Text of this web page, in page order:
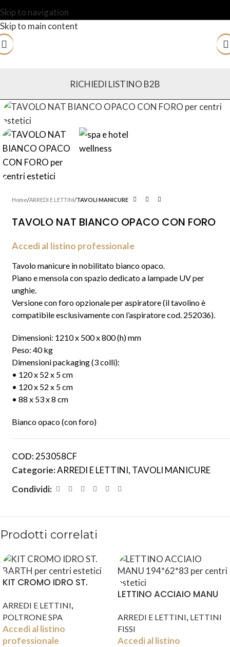
Skip to navigation
Skip to main content
RICHIEDI LISTINO B2B
Home ARREDI E LETTINI TAVOLI MANICURE
TAVOLO NAT BIANCO OPACO CON FORO
Accedi al listino professionale
Tavolo manicure in nobilitato bianco opaco.
Piano e mensola con spazio dedicato a lampade UV per
unghie.
Versione con foro opzionale per aspiratore (il tavolino è
compatibile esclusivamente con l’aspiratore cod. 252036).
Dimensioni: 1210 x 500 x 800 (h) mm
Peso: 40 kg
Dimensioni packaging (3 colli):
• 120 x 52 x 5 cm
• 120 x 52 x 5 cm
• 88 x 53 x 8 cm
Bianco opaco (con foro)
COD:253058CF
Categorie:ARREDI E LETTINI, TAVOLI MANICURE
Condividi:
Prodotti correlati
KIT CROMO IDRO ST.
ARREDI E LETTINI,
POLTRONE SPA
Accedi al listino
professionale
LETTINO ACCIAIO MANU
ARREDI E LETTINI, LETTINI
FISSI
Accedi al listino